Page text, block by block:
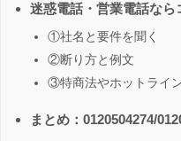
迷惑電話・営業電話なら
①社名と要件を聞く
②断り方と例文
③特商法やホットライ
まとめ：0120504274/